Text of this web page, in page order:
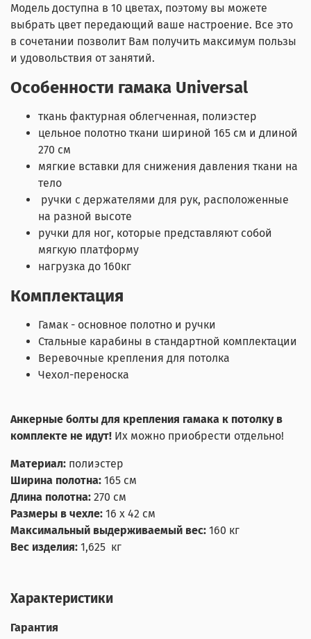
Модель доступна в 10 цветах, поэтому вы можете
выбрать цвет передающий ваше настроение. Все это
в сочетании позволит Вам получить максимум пользы
и удовольствия от занятий.
Особенности гамака Universal
ткань фактурная облегченная, полиэстер
цельное полотно ткани шириной 165 см и длиной
270 см
мягкие вставки для снижения давления ткани на
тело
ручки с держателями для рук, расположенные
на разной высоте
ручки для ног, которые представляют собой
мягкую платформу
нагрузка до 160кг
Комплектация
Гамак - основное полотно и ручки
Стальные карабины в стандартной комплектации
Веревочные крепления для потолка
Чехол-переноска
Анкерные болты для крепления гамака к потолку в
комплекте не идут! Их можно приобрести отдельно!
Материал: полиэстер
Ширина полотна: 165 см
Длина полотна: 270 см
Размеры в чехле: 16 х 42 см
Максимальный выдерживаемый вес: 160 кг
Вес изделия: 1,625 кг
Характеристики
Гарантия